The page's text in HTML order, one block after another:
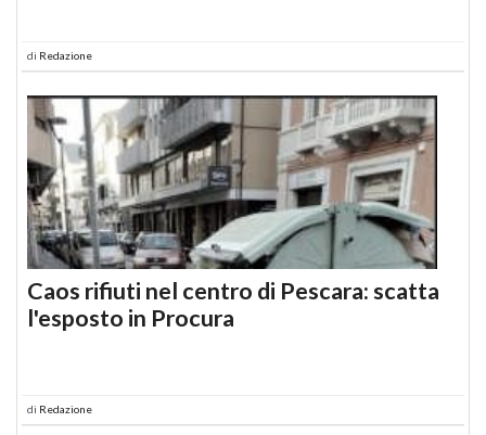
di Redazione
Caos rifiuti nel centro di Pescara: scatta
l'esposto in Procura
di Redazione